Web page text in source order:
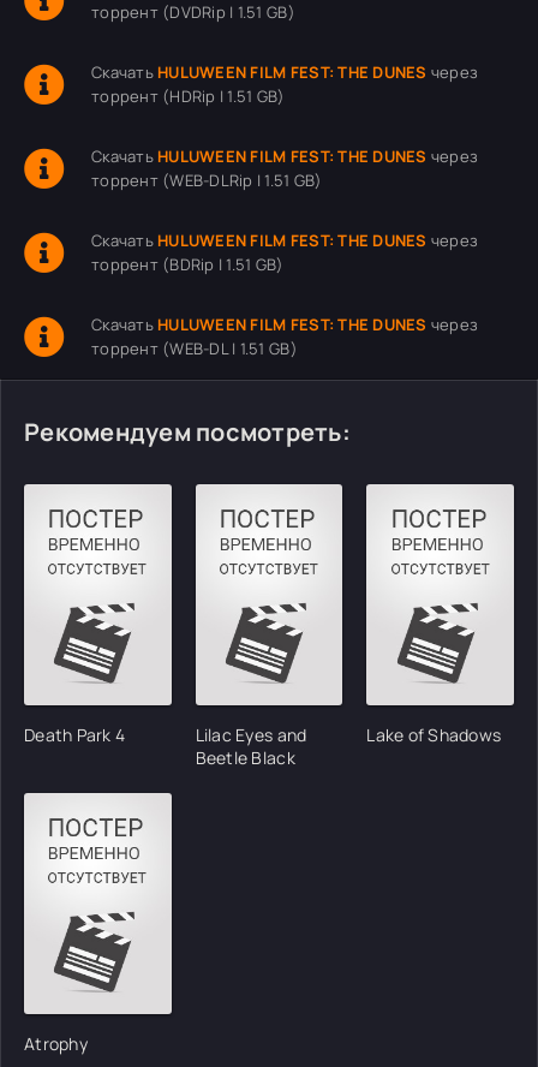
торрент (DVDRip | 1.51 GB)
Скачать HULUWEEN FILM FEST: THE DUNES через
торрент (HDRip | 1.51 GB)
Скачать HULUWEEN FILM FEST: THE DUNES через
торрент (WEB-DLRip | 1.51 GB)
Скачать HULUWEEN FILM FEST: THE DUNES через
торрент (BDRip | 1.51 GB)
Скачать HULUWEEN FILM FEST: THE DUNES через
торрент (WEB-DL | 1.51 GB)
Рекомендуем посмотреть:
Death Park 4
Lilac Eyes and
Beetle Black
Lake of Shadows
Atrophy